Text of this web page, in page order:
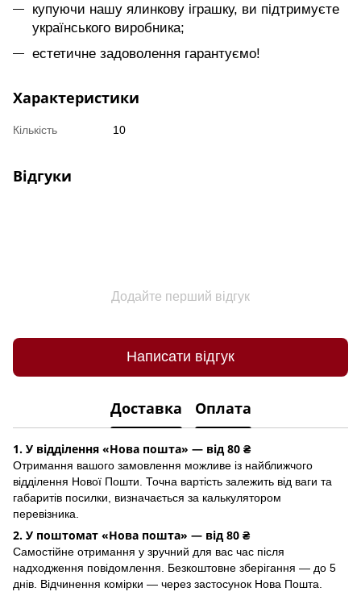
купуючи нашу ялинкову іграшку, ви підтримуєте
українського виробника;
естетичне задоволення гарантуємо!
Характеристики
Кількість 10
Відгуки
Додайте перший відгук
Написати відгук
Доставка Оплата
1. У відділення «Нова пошта» — від 80 ₴
Отримання вашого замовлення можливе із найближчого
відділення Нової Пошти. Точна вартість залежить від ваги та
габаритів посилки, визначається за калькулятором
перевізника.
2. У поштомат «Нова пошта» — від 80 ₴
Самостійне отримання у зручний для вас час після
надходження повідомлення. Безкоштовне зберігання — до 5
днів. Відчинення комірки — через застосунок Hoва Пошта.